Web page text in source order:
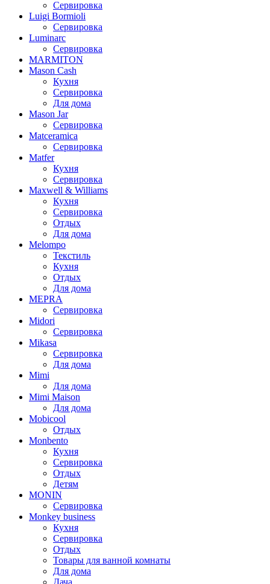
Сервировка
Luigi Bormioli
Сервировка
Luminarc
Сервировка
MARMITON
Mason Cash
Кухня
Сервировка
Для дома
Mason Jar
Сервировка
Matceramica
Сервировка
Matfer
Кухня
Сервировка
Maxwell & Williams
Кухня
Сервировка
Отдых
Для дома
Melompo
Текстиль
Кухня
Отдых
Для дома
MEPRA
Сервировка
Midori
Сервировка
Mikasa
Сервировка
Для дома
Mimi
Для дома
Mimi Maison
Для дома
Mobicool
Отдых
Monbento
Кухня
Сервировка
Отдых
Детям
MONIN
Сервировка
Monkey business
Кухня
Сервировка
Отдых
Товары для ванной комнаты
Для дома